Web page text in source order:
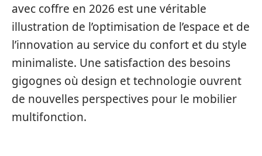
avec coffre en 2026 est une véritable
illustration de l’optimisation de l’espace et de
l’innovation au service du confort et du style
minimaliste. Une satisfaction des besoins
gigognes où design et technologie ouvrent
de nouvelles perspectives pour le mobilier
multifonction.